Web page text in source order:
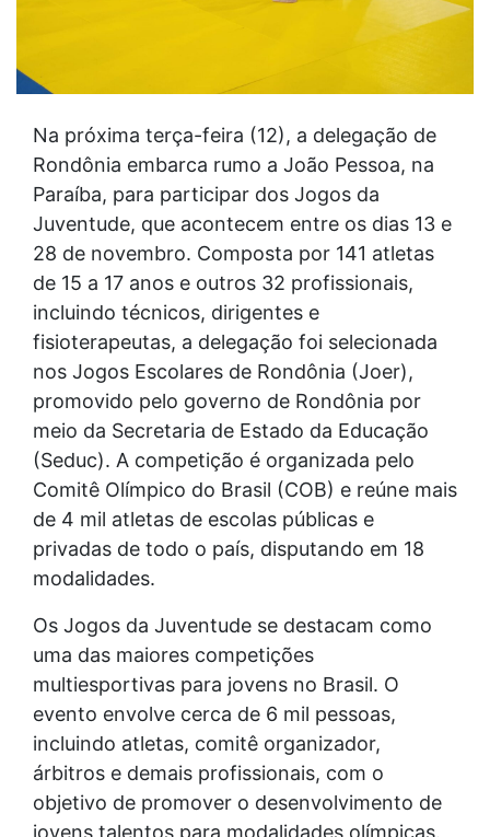
Na próxima terça-feira (12), a delegação de
Rondônia embarca rumo a João Pessoa, na
Paraíba, para participar dos Jogos da
Juventude, que acontecem entre os dias 13 e
28 de novembro. Composta por 141 atletas
de 15 a 17 anos e outros 32 profissionais,
incluindo técnicos, dirigentes e
fisioterapeutas, a delegação foi selecionada
nos Jogos Escolares de Rondônia (Joer),
promovido pelo governo de Rondônia por
meio da Secretaria de Estado da Educação
(Seduc). A competição é organizada pelo
Comitê Olímpico do Brasil (COB) e reúne mais
de 4 mil atletas de escolas públicas e
privadas de todo o país, disputando em 18
modalidades.
Os Jogos da Juventude se destacam como
uma das maiores competições
multiesportivas para jovens no Brasil. O
evento envolve cerca de 6 mil pessoas,
incluindo atletas, comitê organizador,
árbitros e demais profissionais, com o
objetivo de promover o desenvolvimento de
jovens talentos para modalidades olímpicas.